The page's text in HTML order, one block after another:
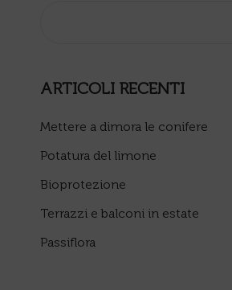
ARTICOLI RECENTI
Mettere a dimora le conifere
Potatura del limone
Bioprotezione
Terrazzi e balconi in estate
Passiflora